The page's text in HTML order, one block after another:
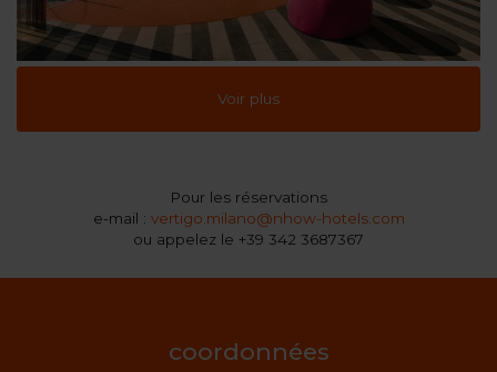
Voir plus
Pour les réservations
e-mail : vertigo.milano@nhow-hotels.com
ou appelez le +39 342 3687367
coordonnées